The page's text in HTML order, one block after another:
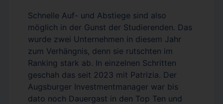
Schnelle Auf- und Abstiege sind also
möglich in der Gunst der Studierenden. Das
wurde zwei Unternehmen in diesem Jahr
zum Verhängnis, denn sie rutschten im
Ranking stark ab. In einzelnen Schritten
geschah das seit 2023 mit Patrizia. Der
Augsburger Investmentmanager war bis
dato noch Dauergast in den Top Ten und